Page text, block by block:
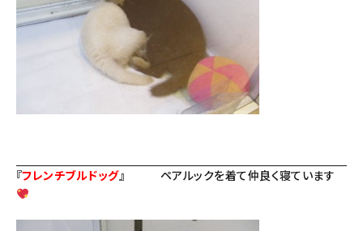
『フレンチブルドッグ』 ペアルックを着て仲良く寝ています